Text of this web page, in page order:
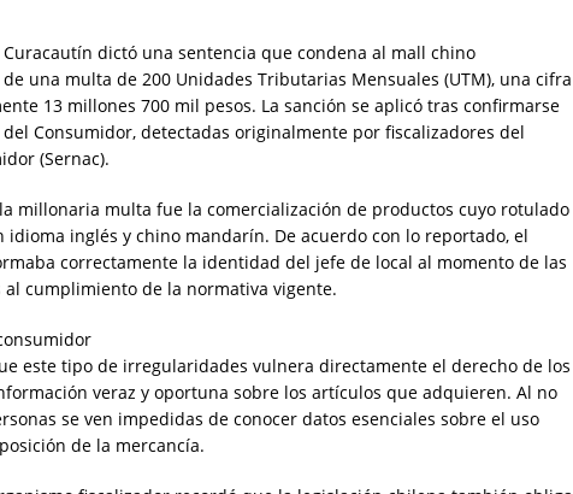
Curacautín dictó una sentencia que condena al mall chino
una multa de 200 Unidades Tributarias Mensuales (UTM), una cifra
13 millones 700 mil pesos. La sanción se aplicó tras confirmarse
Consumidor, detectadas originalmente por fiscalizadores del
(Sernac).
millonaria multa fue la comercialización de productos cuyo rotulado
inglés y chino mandarín. De acuerdo con lo reportado, el
correctamente la identidad del jefe de local al momento de las
cumplimiento de la normativa vigente.
este tipo de irregularidades vulnera directamente el derecho de los
veraz y oportuna sobre los artículos que adquieren. Al no
se ven impedidas de conocer datos esenciales sobre el uso
de la mercancía.